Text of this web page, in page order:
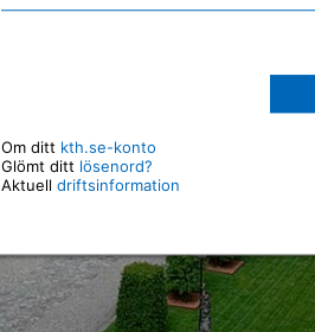
Om ditt kth.se-konto
Glömt ditt lösenord?
Aktuell driftsinformation